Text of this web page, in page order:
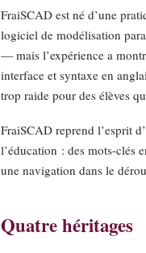
FraiSCAD est né d’une
logiciel de modélisation
— mais l’expérience a
interface et syntaxe en
trop raide pour des élèves
FraiSCAD reprend l’esprit
l’éducation : des mots-clés
une navigation dans le
Quatre héritages